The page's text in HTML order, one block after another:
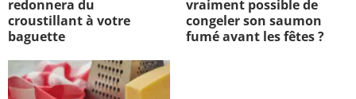
redonnera du
croustillant à votre
baguette
vraiment possible de
congeler son saumon
fumé avant les fêtes ?